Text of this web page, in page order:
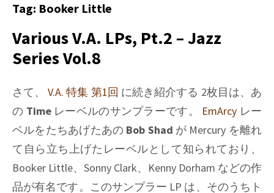
Tag: Booker Little
Various V.A. LPs, Pt.2 – Jazz
Series Vol.8
さて、V.A. 特集 第1回 に続き紹介する 2枚目は、あ
の Timeレーベルのサンプラーです。 EmArcy レー
ベルをたちあげたあの Bob Shad が Mercury を離れ
て自ら立ち上げたレーベルとして知られており、
Booker Little、 Sonny Clark、 Kenny Dorham などの作
品が有名です。このサンプラー LP は、そのうちト